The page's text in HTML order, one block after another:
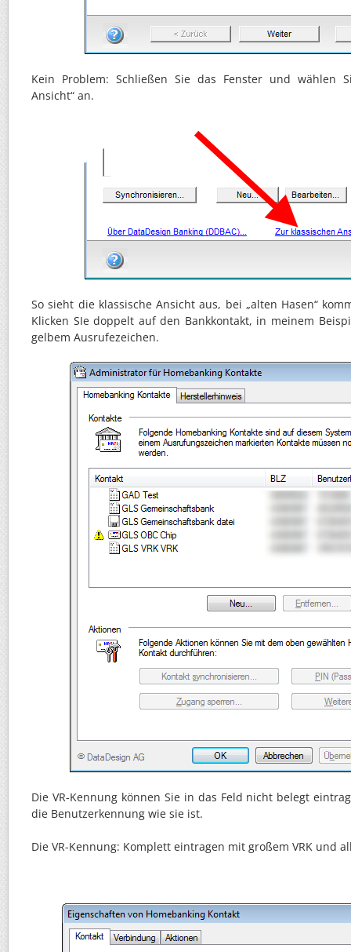
Kein Problem: Schließen Sie das Fenster und wählen
Ansicht“ an.
So sieht die klassische Ansicht aus, bei „alten Hasen“
Klicken SIe doppelt auf den Bankkontakt, in meinem
gelbem Ausrufezeichen.
Die VR-Kennung können Sie in das Feld nicht belegt
die Benutzerkennung wie sie ist.
Die VR-Kennung: Komplett eintragen mit großem VRK und